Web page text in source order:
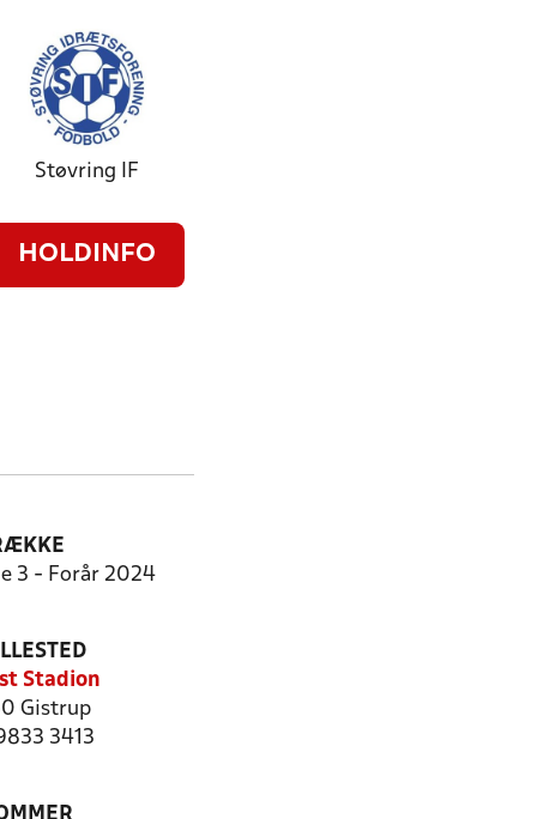
Støvring IF
HOLDINFO
3 - Forår 2024
Stadion
Gistrup
3413